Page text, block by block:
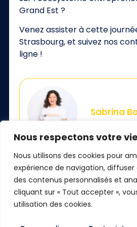
Nous respectons votre
Nous utilisons des cookies pour
expérience de navigation, diffuser
des contenus personnalisés et
cliquant sur « Tout accepter »,
utilisation des cookies.
Grand Est ?
Venez assister à cette
Strasbourg, et suivez nos
ligne !
Sabrina